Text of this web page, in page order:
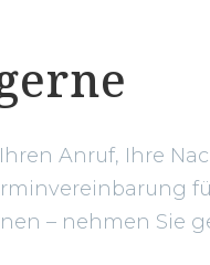
Anruf, Ihre
– nehmen Sie